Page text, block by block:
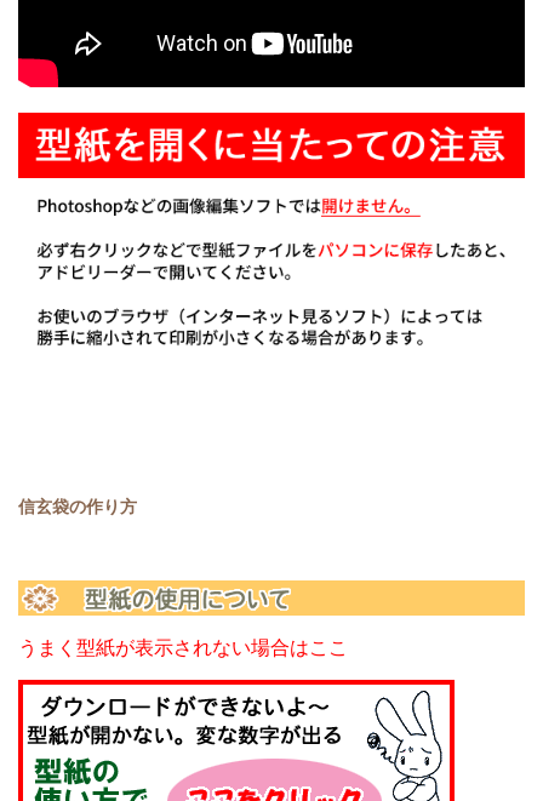
信玄袋の作り方
うまく型紙が表示されない場合はここ